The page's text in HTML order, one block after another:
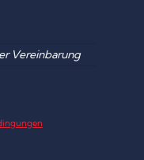
Vereinbarung